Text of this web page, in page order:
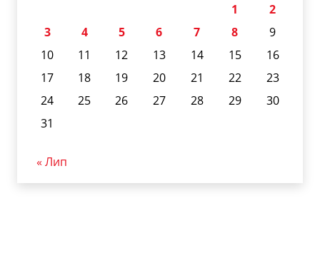
1
2
3
4 5 6 7 8
9
10
11 12 13 14 15
16
17
18 19 20 21 22
23
24
25 26 27 28 29
30
31
« Лип